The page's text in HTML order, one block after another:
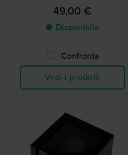
un orologio
49,00 €
● Disponibile
Confronta
Vedi i prodotti